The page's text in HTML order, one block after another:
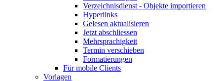
Verzeichnisdienst - Objekte importieren
Hyperlinks
Gelesen aktualisieren
Jetzt abschliessen
Mehrsprachigkeit
Termin verschieben
Formatierungen
Für mobile Clients
Vorlagen